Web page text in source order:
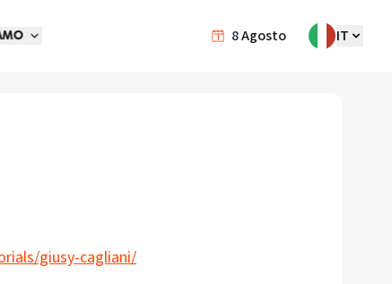
8Agosto IT
giusy-cagliani/